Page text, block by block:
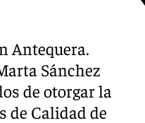
Antequera.
Sánchez
de otorgar la
de Calidad de